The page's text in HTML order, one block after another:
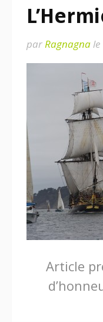
parRagnagnale
LireArticle